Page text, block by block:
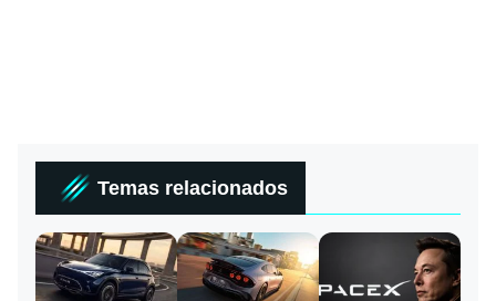
Temas relacionados